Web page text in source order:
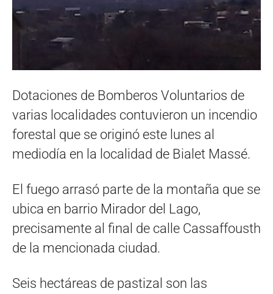
Dotaciones de Bomberos Voluntarios de
varias localidades contuvieron un incendio
forestal que se originó este lunes al
mediodía en la localidad de Bialet Massé.
El fuego arrasó parte de la montaña que se
ubica en barrio Mirador del Lago,
precisamente al final de calle Cassaffousth
de la mencionada ciudad.
Seis hectáreas de pastizal son las